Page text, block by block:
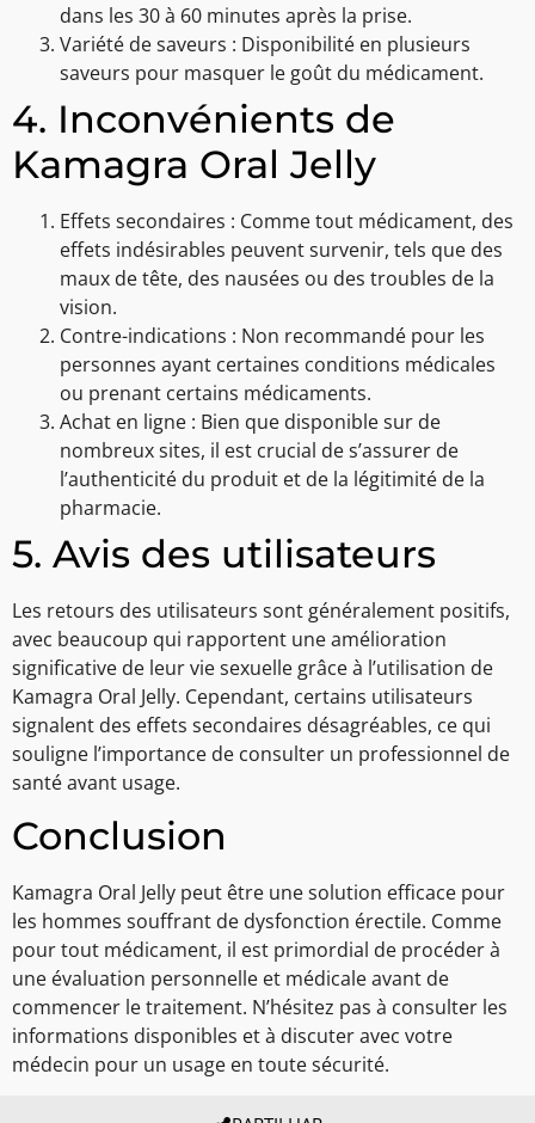
dans les 30 à 60 minutes après la prise.
Variété de saveurs : Disponibilité en plusieurs
saveurs pour masquer le goût du médicament.
4. Inconvénients de
Kamagra Oral Jelly
Effets secondaires : Comme tout médicament, des
effets indésirables peuvent survenir, tels que des
maux de tête, des nausées ou des troubles de la
vision.
Contre-indications : Non recommandé pour les
personnes ayant certaines conditions médicales
ou prenant certains médicaments.
Achat en ligne : Bien que disponible sur de
nombreux sites, il est crucial de s’assurer de
l’authenticité du produit et de la légitimité de la
pharmacie.
5. Avis des utilisateurs
Les retours des utilisateurs sont généralement positifs,
avec beaucoup qui rapportent une amélioration
significative de leur vie sexuelle grâce à l’utilisation de
Kamagra Oral Jelly. Cependant, certains utilisateurs
signalent des effets secondaires désagréables, ce qui
souligne l’importance de consulter un professionnel de
santé avant usage.
Conclusion
Kamagra Oral Jelly peut être une solution efficace pour
les hommes souffrant de dysfonction érectile. Comme
pour tout médicament, il est primordial de procéder à
une évaluation personnelle et médicale avant de
commencer le traitement. N’hésitez pas à consulter les
informations disponibles et à discuter avec votre
médecin pour un usage en toute sécurité.